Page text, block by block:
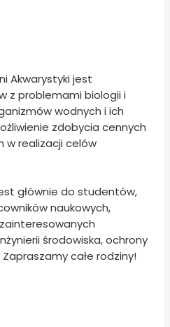
Akwarystyki jest
z problemami biologii i
wodnych i ich
zdobycia cennych
w realizacji celów
głównie do studentów,
naukowych,
środowiska, ochrony
całe rodziny!